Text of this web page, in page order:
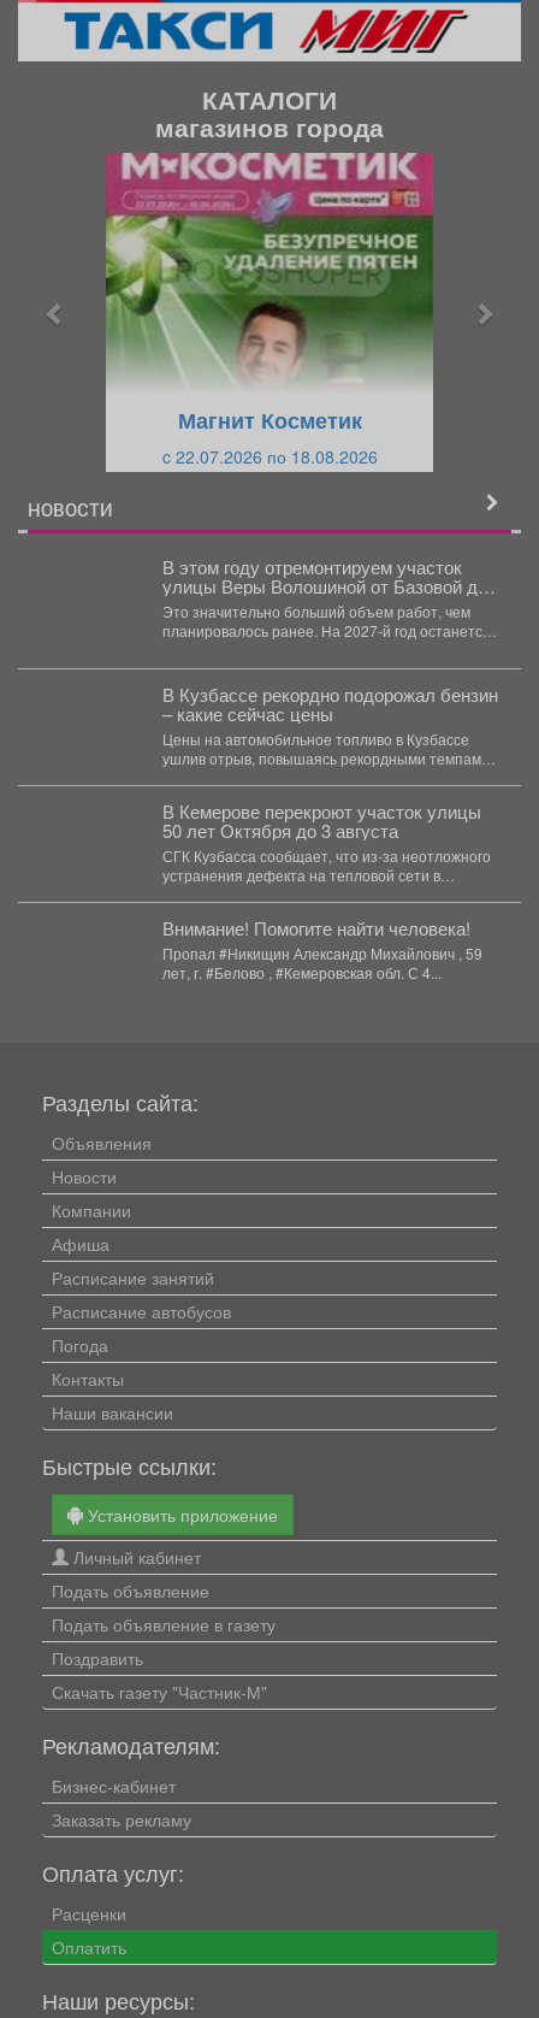
КАТАЛОГИ
магазинов города
Магнит Косметик
c 22.07.2026 по 18.08.2026
НОВОСТИ
В этом году отремонтируем участок
улицы Веры Волошиной от Базовой до
Двужильного
Это значительно больший объем работ, чем
планировалось ранее. На 2027-й год останется
В Кузбассе рекордно подорожал бензин
– какие сейчас цены
Цены на автомобильное топливо в Кузбассе
ушлив отрыв, повышаясь рекордными темпами.
В Кемерове перекроют участок улицы
50 лет Октября до 3 августа
СГК Кузбасса сообщает, что из-за неотложного
устранения дефекта на тепловой сети в
Внимание! Помогите найти человека!
Пропал #Никищин Александр Михайлович , 59
лет, г. #Белово , #Кемеровская обл. С 4...
Разделы сайта:
Объявления
Новости
Компании
Афиша
Расписание занятий
Расписание автобусов
Погода
Контакты
Наши вакансии
Быстрые ссылки:
Установить приложение
Личный кабинет
Подать объявление
Подать объявление в газету
Поздравить
Скачать газету "Частник-М"
Рекламодателям:
Бизнес-кабинет
Заказать рекламу
Оплата услуг:
Расценки
Оплатить
Наши ресурсы: